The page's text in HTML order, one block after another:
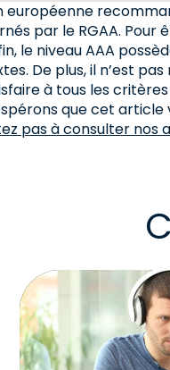
européenne
par le RGAA. Pour
le niveau AAA
De plus, il n’est
à tous les
que cet article
pas à consulter nos